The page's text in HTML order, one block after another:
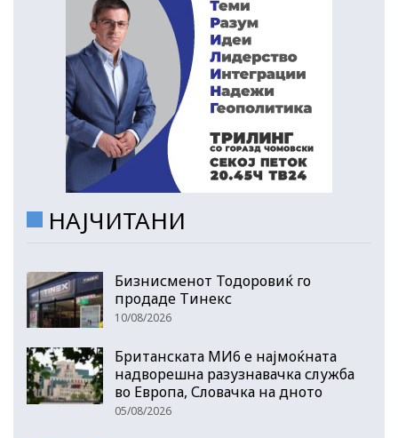
НАЈЧИТАНИ
Бизнисменот Тодоровиќ го
продаде Тинекс
10/08/2026
Британската МИ6 е најмоќната
надворешна разузнавачка служба
во Европа, Словачка на дното
05/08/2026